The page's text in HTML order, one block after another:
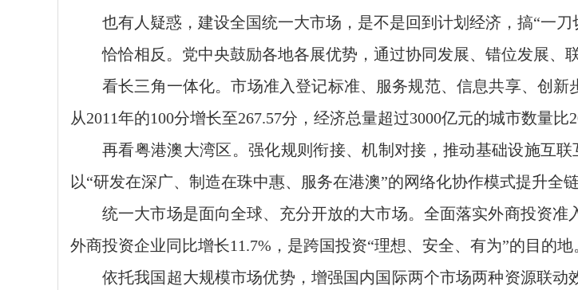
也有人疑惑，建设全国统一大市场，是不是回到计划经济，搞“一刀
恰恰相反。党中央鼓励各地各展优势，通过协同发展、错位发展、
看长三角一体化。市场准入登记标准、服务规范、信息共享、创
从2011年的100分增长至267.57分，经济总量超过3000亿元的城市数量比
再看粤港澳大湾区。强化规则衔接、机制对接，推动基础设施互
以“研发在深广、制造在珠中惠、服务在港澳”的网络化协作模式提升全链
统一大市场是面向全球、充分开放的大市场。全面落实外商投资
外商投资企业同比增长11.7%，是跨国投资“理想、安全、有为”的目的地
依托我国超大规模市场优势，增强国内国际两个市场两种资源联